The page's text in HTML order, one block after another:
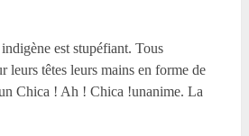
est stupéfiant. Tous
leurs têtes leurs mains en forme de
Chica ! Ah ! Chica !unanime. La